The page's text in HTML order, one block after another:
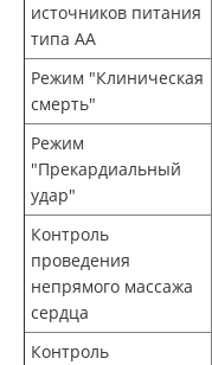
источников питания
типа АА
Режим "Клиническая
смерть"
Режим
"Прекардиальный
удар"
Контроль
проведения
непрямого массажа
сердца
Контроль